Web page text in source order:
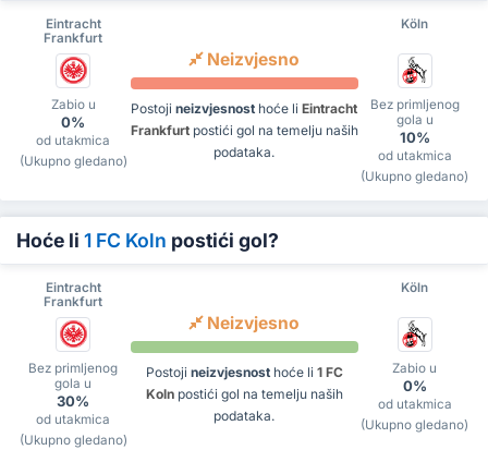
Eintracht
Frankfurt
Köln
Zabio u
0%
od utakmica
(Ukupno gledano)
Neizvjesno
Postoji neizvjesnost hoće li Eintracht
Frankfurtpostići gol na temelju naših
podataka.
Bez primljenog
gola u
10%
od utakmica
(Ukupno gledano)
Hoće li 1 FC Koln postići gol?
Eintracht
Frankfurt
Köln
Bez primljenog
gola u
30%
od utakmica
(Ukupno gledano)
Neizvjesno
Postoji neizvjesnosthoće li 1 FC
Kolnpostići gol na temelju naših
podataka.
Zabio u
0%
od utakmica
(Ukupno gledano)